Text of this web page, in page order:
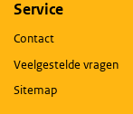
Service
Contact
Veelgestelde vragen
Sitemap